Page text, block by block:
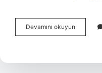
Devamını okuyun Burkulma
Da